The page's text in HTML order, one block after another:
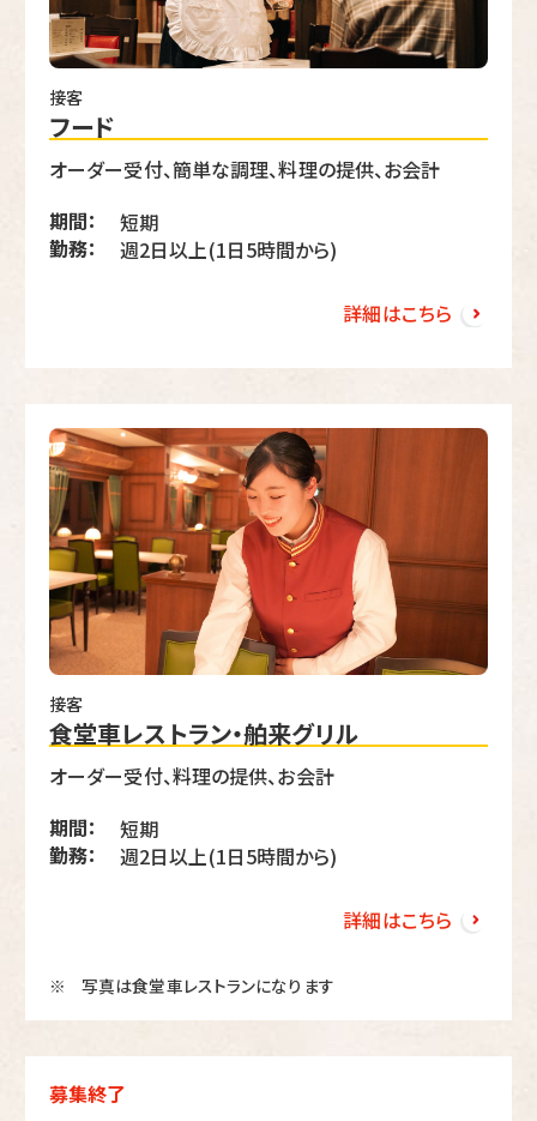
接客
フード
オーダー受付、簡単な調理、料理の提供、お会計
期間：
勤務：
短期
週2日以上(1日5時間から)
詳細はこちら
接客
食堂車レストラン・舶来グリル
オーダー受付、料理の提供、お会計
期間：
勤務：
短期
週2日以上(1日5時間から)
詳細はこちら
※ 写真は食堂車レストランになります
募集終了